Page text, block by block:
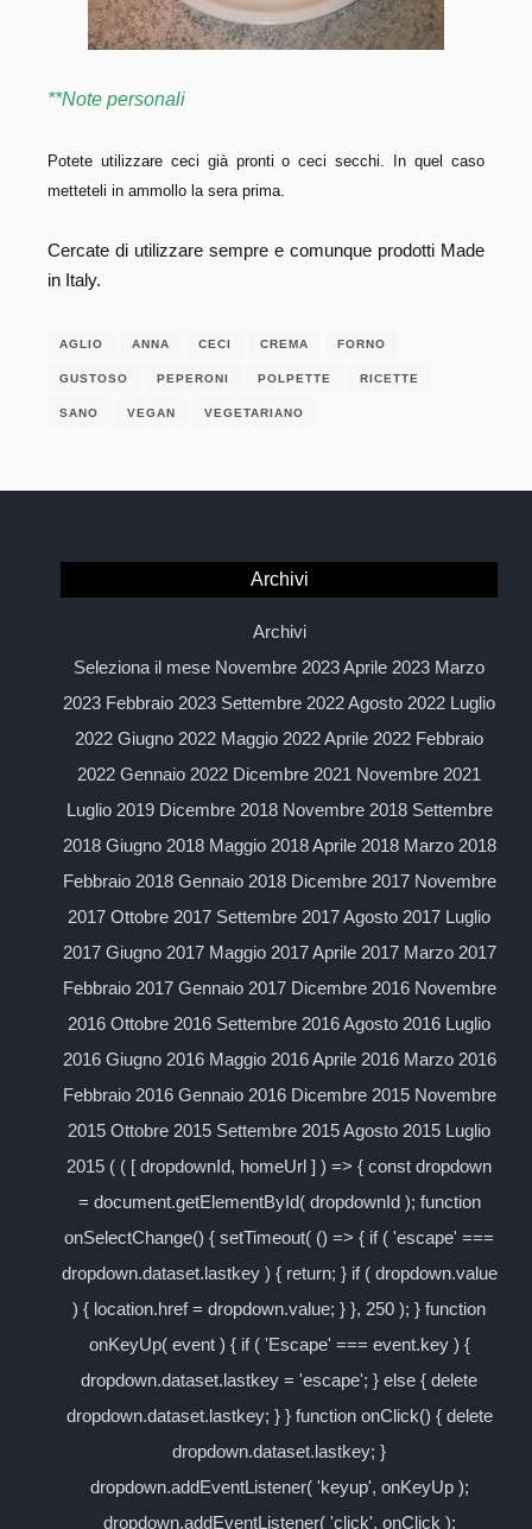
**Note personali
Potete utilizzare ceci già pronti o ceci secchi. In quel caso
metteteli in ammollo la sera prima.
Cercate di utilizzare sempre e comunque prodotti Made
in Italy.
AGLIO ANNA CECI CREMA FORNO
GUSTOSO PEPERONI POLPETTE RICETTE
SANO VEGAN VEGETARIANO
Archivi
Archivi
Seleziona il mese Novembre 2023 Aprile 2023 Marzo
2023 Febbraio 2023 Settembre 2022 Agosto 2022 Luglio
2022 Giugno 2022 Maggio 2022 Aprile 2022 Febbraio
2022 Gennaio 2022 Dicembre 2021 Novembre 2021
Luglio 2019 Dicembre 2018 Novembre 2018 Settembre
2018 Giugno 2018 Maggio 2018 Aprile 2018 Marzo 2018
Febbraio 2018 Gennaio 2018 Dicembre 2017 Novembre
2017 Ottobre 2017 Settembre 2017 Agosto 2017 Luglio
2017 Giugno 2017 Maggio 2017 Aprile 2017 Marzo 2017
Febbraio 2017 Gennaio 2017 Dicembre 2016 Novembre
2016 Ottobre 2016 Settembre 2016 Agosto 2016 Luglio
2016 Giugno 2016 Maggio 2016 Aprile 2016 Marzo 2016
Febbraio 2016 Gennaio 2016 Dicembre 2015 Novembre
2015 Ottobre 2015 Settembre 2015 Agosto 2015 Luglio
2015 ( ( [ dropdownId, homeUrl ] ) => { const dropdown
= document.getElementById( dropdownId ); function
onSelectChange() { setTimeout( () => { if ( 'escape' ===
dropdown.dataset.lastkey ) { return; } if ( dropdown.value
) { location.href = dropdown.value; } }, 250 ); } function
onKeyUp( event ) { if ( 'Escape' === event.key ) {
dropdown.dataset.lastkey = 'escape'; } else { delete
dropdown.dataset.lastkey; } } function onClick() { delete
dropdown.dataset.lastkey; }
dropdown.addEventListener( 'keyup', onKeyUp );
dropdown.addEventListener( 'click', onClick );